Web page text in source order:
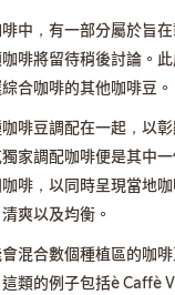
中，有一部分屬於旨
啡將留待稍後討論。
合咖啡的其他咖啡豆。
啡豆調配在一起，以
家調配咖啡便是其中
啡，以同時呈現當地
爽以及均衡。
混合數個種植區的咖
類的例子包括è Caffè